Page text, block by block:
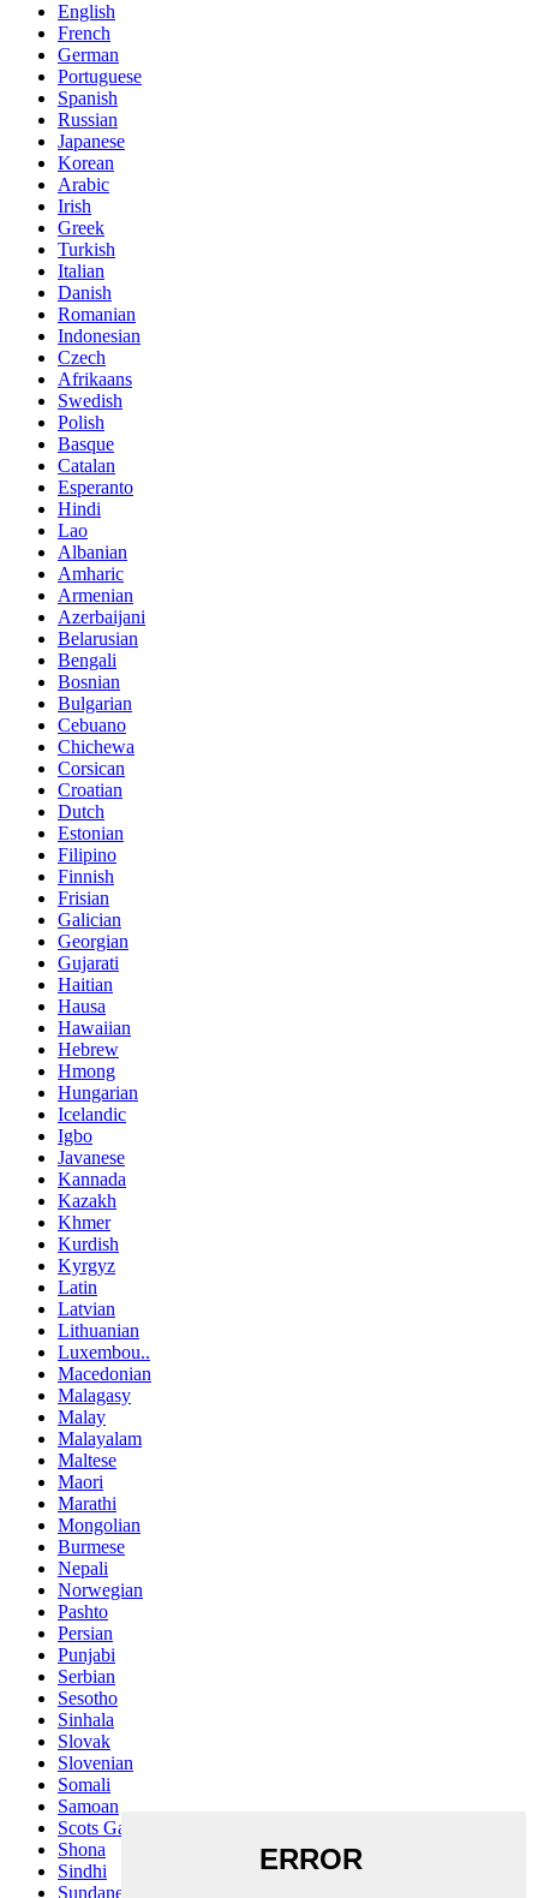
English
French
German
Portuguese
Spanish
Russian
Japanese
Korean
Arabic
Irish
Greek
Turkish
Italian
Danish
Romanian
Indonesian
Czech
Afrikaans
Swedish
Polish
Basque
Catalan
Esperanto
Hindi
Lao
Albanian
Amharic
Armenian
Azerbaijani
Belarusian
Bengali
Bosnian
Bulgarian
Cebuano
Chichewa
Corsican
Croatian
Dutch
Estonian
Filipino
Finnish
Frisian
Galician
Georgian
Gujarati
Haitian
Hausa
Hawaiian
Hebrew
Hmong
Hungarian
Icelandic
Igbo
Javanese
Kannada
Kazakh
Khmer
Kurdish
Kyrgyz
Latin
Latvian
Lithuanian
Luxembou..
Macedonian
Malagasy
Malay
Malayalam
Maltese
Maori
Marathi
Mongolian
Burmese
Nepali
Norwegian
Pashto
Persian
Punjabi
Serbian
Sesotho
Sinhala
Slovak
Slovenian
Somali
Samoan
Scots Gaelic
Shona
Sindhi
Sundanese